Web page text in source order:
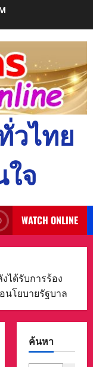
วไทย
จ
WATCH ONLINE
ได้รับการร้อง
นโยบายรัฐบาล
ค้นหา